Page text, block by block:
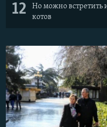
12
Но можно
котов